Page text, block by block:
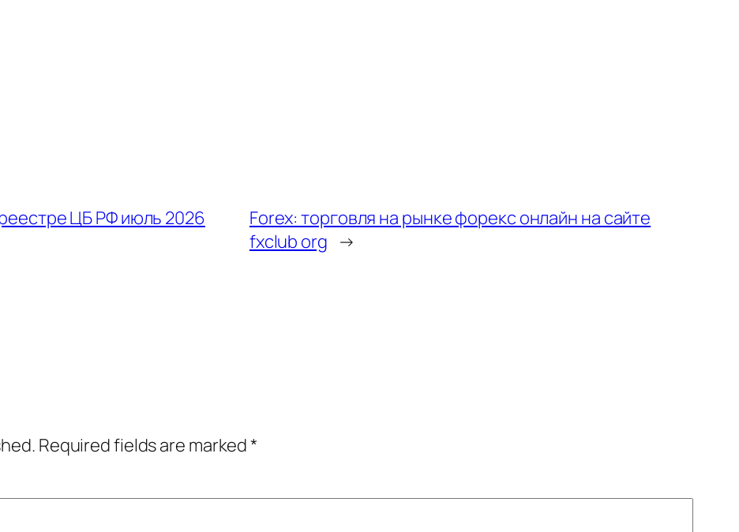
ЦБ РФ июль 2026
Forex: торговля на рынке форекс онлайн на сайте
fxclub org →
Required fields are marked*